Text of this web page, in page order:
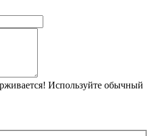
Используйте обычный